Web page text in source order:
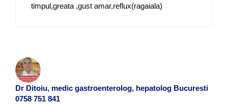
timpul,greata ,gust amar,reflux(ragaiala)
Dr Ditoiu, medic gastroenterolog, hepatolog Bucuresti
0758 751 841